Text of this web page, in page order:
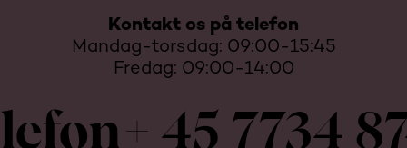
Kontakt os på telefon
Mandag-torsdag: 09:00-15:45
Fredag: 09:00-14:00
+ 45 7734